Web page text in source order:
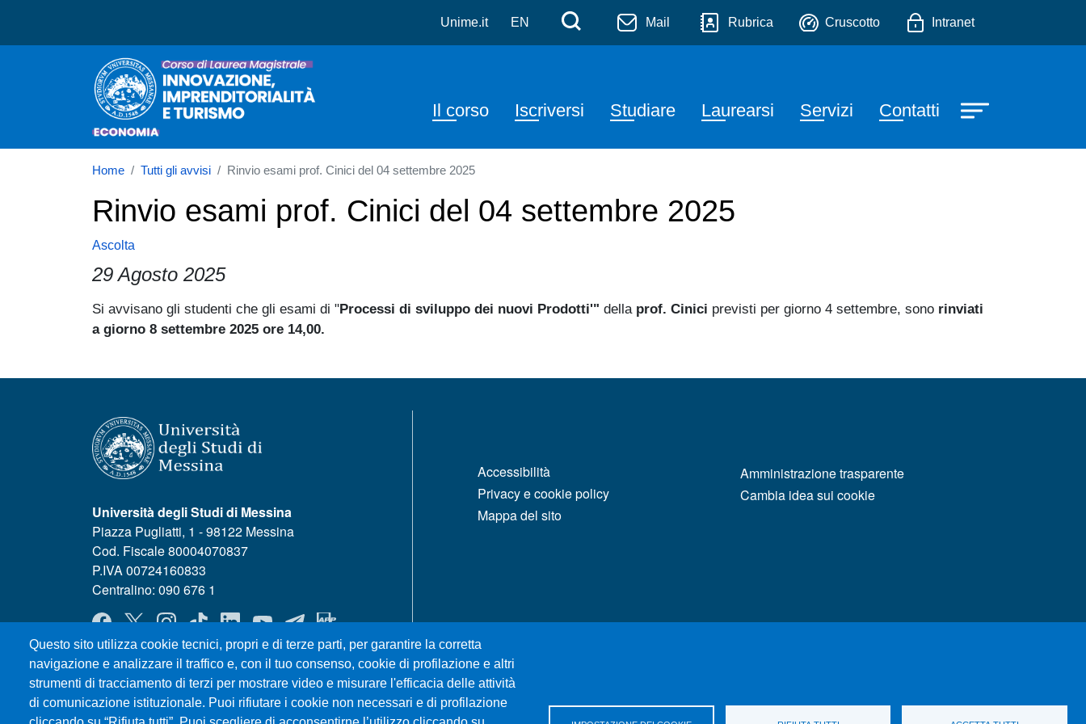
Salta al contenuto principale
Corso di laurea in Innovazione, Imprenditorialità e Turismo
Unime.it EN Menù di servizio
Cerca Mail Rubrica Cruscotto Intranet
Navigazione principale
Il corso Iscriversi Studiare Laurearsi Servizi Contatti
Home Tutti gli avvisi Rinvio esami prof. Cinici del 04 settembre 2025
Rinvio esami prof. Cinici del 04 settembre 2025
Ascolta
29 Agosto 2025
Paragrafo
Si avvisano gli studenti che gli esami di "Processi di sviluppo dei nuovi Prodotti'" della prof. Cinici previsti per giorno 4 settembre, sono rinviati
a giorno 8 settembre 2025 ore 14,00.
Questo sito utilizza cookie tecnici, propri e di terze parti, per garantire la corretta
navigazione e analizzare il traffico e, con il tuo consenso, cookie di profilazione e altri
strumenti di tracciamento di terzi per mostrare video e misurare l'efficacia delle attività
di comunicazione istituzionale. Puoi rifiutare i cookie non necessari e di profilazione
Università degli Studi di Messina
Piazza Pugliatti, 1 - 98122 Messina
Cod. Fiscale 80004070837
P.IVA 00724160833
Centralino: 090 676 1
MENÙ SOCIAL
Accessibilità
Privacy e cookie policy
Mappa del sito
Amministrazione trasparente
Cambia idea sui cookie